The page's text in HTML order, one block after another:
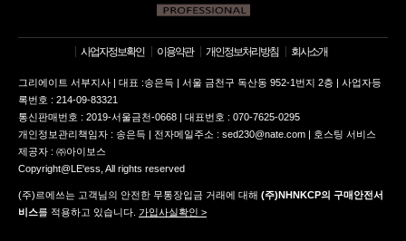
사업자정보확인 이용약관 개인정보처리방침 회사소개
그리에이트 서부지사 | 대표 :송은득 | 서울 금천구 독산동 952-1번지 2층 | 사업자등
록번호 : 214-09-83321
통신판매번호 : 2019-서울금천-0668 | 대표번호 : 070-7625-0295
개인정보관리책임자 : 송은득 | 전자메일주소 : sed230@nate.com | 호스팅 서비스
제공자 : ㈜아이보스
Copyright@LE'ess, All rights reserved
(주)르에쓰는 고객님의 안전한 무통장입금 거래에 대해 (주)NHNKCP의 구매안전서
비스를 적용하고 있습니다. 가입사실확인 >